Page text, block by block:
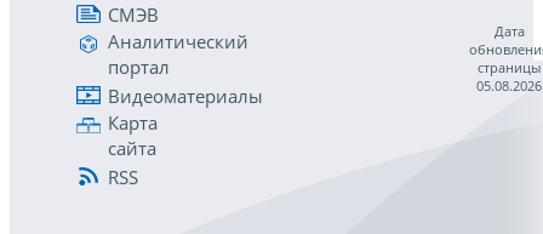
СМЭВ
Аналитический
портал
Видеоматериалы
Карта
сайта
RSS
Дата
страницы
05.08.2026